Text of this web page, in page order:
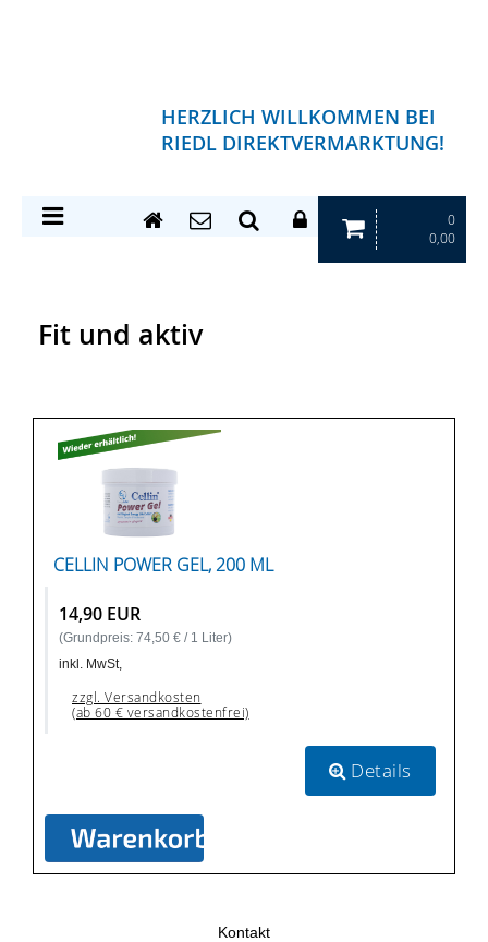
HERZLICH WILLKOMMEN BEI
RIEDL DIREKTVERMARKTUNG!
0
0,00
Fit und aktiv
CELLIN POWER GEL, 200 ML
14,90 EUR
(Grundpreis: 74,50 € / 1 Liter)
inkl. MwSt,
zzgl. Versandkosten
(ab 60 € versandkostenfrei)
Details
Kontakt